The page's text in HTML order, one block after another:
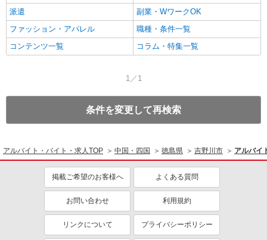
派遣
副業・WワークOK
ファッション・アパレル
職種・条件一覧
コンテンツ一覧
コラム・特集一覧
1／1
条件を変更して再検索
アルバイト・バイト・求人TOP 中国・四国 徳島県 吉野川市 アルバイ
掲載ご希望のお客様へ よくある質問
お問い合わせ 利用規約
リンクについて プライバシーポリシー